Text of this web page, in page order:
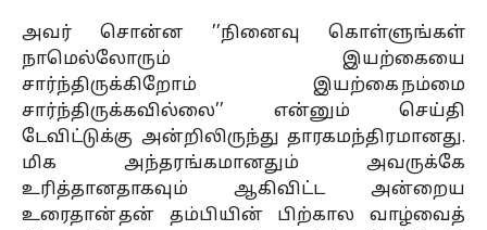
அவர் சொன்ன ’’நினைவு கொள்ளுங்கள்
நாமெல்லோரும் இயற்கையை
சார்ந்திருக்கிறோம் இயற்கை நம்மை
சார்ந்திருக்கவில்லை’’ என்னும் செய்தி
டேவிட்டுக்கு அன்றிலிருந்து தாரகமந்திரமானது.
மிக அந்தரங்கமானதும் அவருக்கே
உரித்தானதாகவும் ஆகிவிட்ட அன்றைய
உரைதான் தன் தம்பியின் பிற்கால வாழ்வைத்